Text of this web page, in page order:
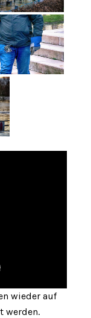
wieder auf
werden.